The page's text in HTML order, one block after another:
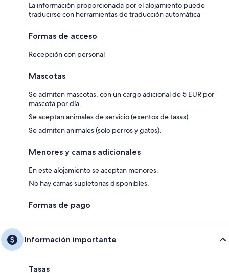
La información proporcionada por el alojamiento puede
traducirse con herramientas de traducción automática
Formas de acceso
Recepción con personal
Mascotas
Se admiten mascotas, con un cargo adicional de 5 EUR por
mascota por día.
Se aceptan animales de servicio (exentos de tasas).
Se admiten animales (solo perros y gatos).
Menores y camas adicionales
En este alojamiento se aceptan menores.
No hay camas supletorias disponibles.
Formas de pago
Información importante
Tasas